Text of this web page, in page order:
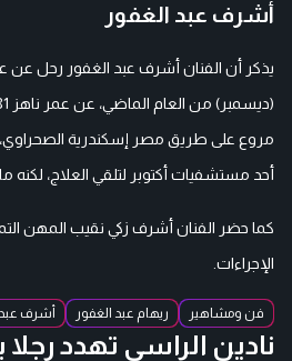
أشرف عبد الغفور
مروع على طريق مصر إسكندرية الصحراوي،
أحد مستشفيات أكتوبر لتلقي العلاج، لكنه
كما حضر الفنان أشرف زكي نقيب المهن
الإجراءات.
فن ومشاهير ريهام عبد الغفور أشرف عبد
نادين الراسي تهدد